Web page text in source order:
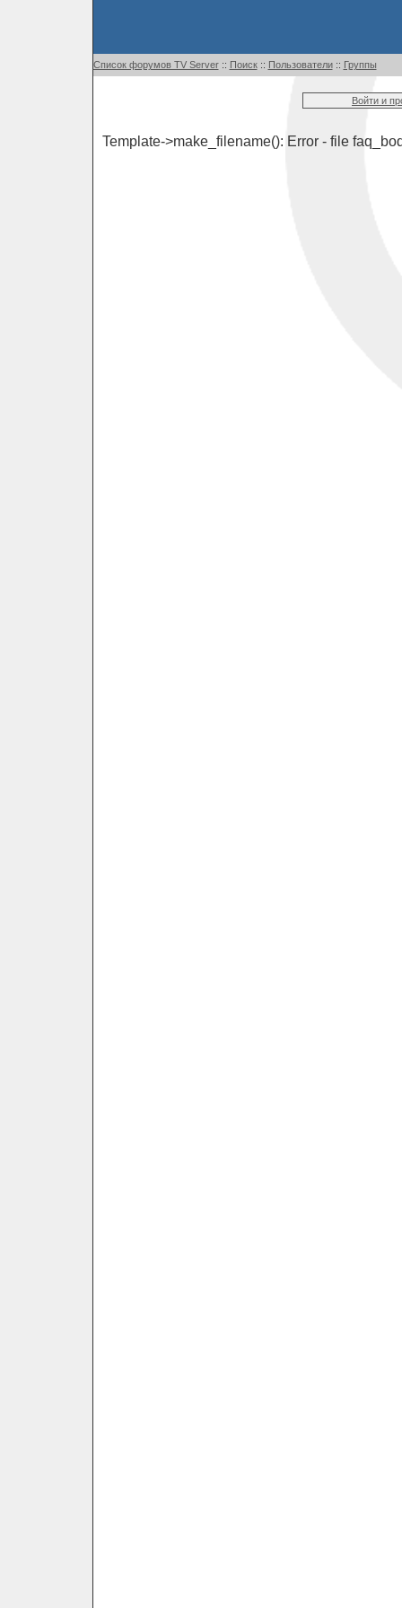
Список форумов TV Server:: Поиск:: Пользователи:: Группы
Войти и
Template->make_filename(): Error - file